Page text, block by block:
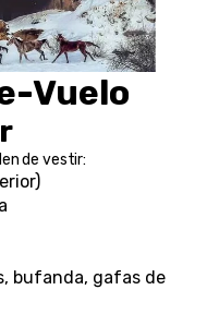
Vuelo
de vestir:
bufanda, gafas de